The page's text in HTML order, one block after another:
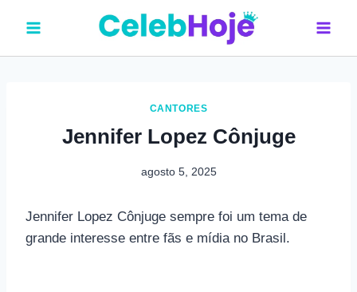
o
CANTORES
Jennifer Lopez Cônjuge
agosto 5, 2025
Jennifer Lopez Cônjuge sempre foi um tema de
grande interesse entre fãs e mídia no Brasil.